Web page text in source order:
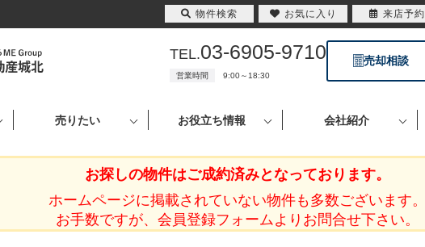
TEL.03-6905-9710
営業時間 9:00～18:30
売却相談
売りたい お役立ち情報 会社紹介
お探しの物件はご成約済みとなっております。
ホームページに掲載されていない物件も多数ございます。
お手数ですが、会員登録フォームよりお問合せ下さい。
物件検索 お気に入り 来店予約